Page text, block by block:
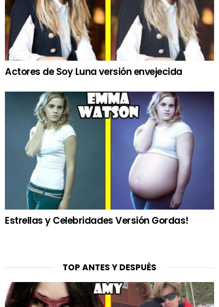
Actores de Soy Luna versión envejecida
Estrellas y Celebridades Versión Gordas!
TOP ANTES Y DESPUÉS